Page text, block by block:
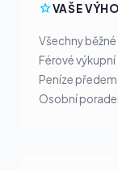
VAŠE
Všechny
Férové
Peníze předem
Osobní